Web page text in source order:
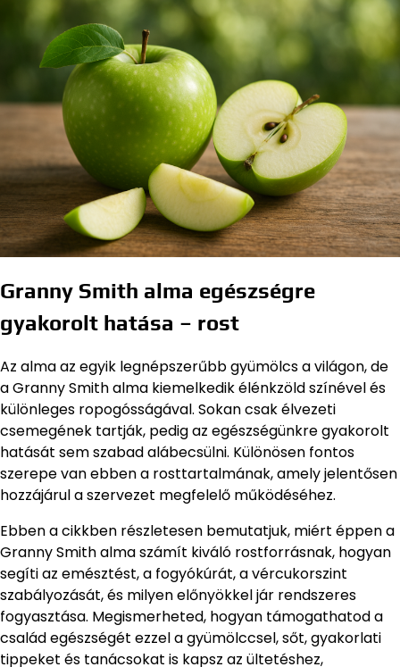
Granny Smith alma egészségre
gyakorolt hatása – rost
Az alma az egyik legnépszerűbb gyümölcs a világon, de
a Granny Smith alma kiemelkedik élénkzöld színével és
különleges ropogósságával. Sokan csak élvezeti
csemegének tartják, pedig az egészségünkre gyakorolt
hatását sem szabad alábecsülni. Különösen fontos
szerepe van ebben a rosttartalmának, amely jelentősen
hozzájárul a szervezet megfelelő működéséhez.
Ebben a cikkben részletesen bemutatjuk, miért éppen a
Granny Smith alma számít kiváló rostforrásnak, hogyan
segíti az emésztést, a fogyókúrát, a vércukorszint
szabályozását, és milyen előnyökkel jár rendszeres
fogyasztása. Megismerheted, hogyan támogathatod a
család egészségét ezzel a gyümölccsel, sőt, gyakorlati
tippeket és tanácsokat is kapsz az ültetéshez,